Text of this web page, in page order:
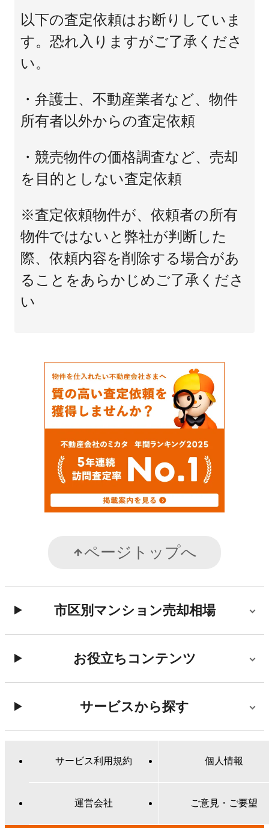
以下の査定依頼はお断りしていま
す。恐れ入りますがご了承くださ
い。
・弁護士、不動産業者など、物件
所有者以外からの査定依頼
・競売物件の価格調査など、売却
を目的としない査定依頼
※査定依頼物件が、依頼者の所有
物件ではないと弊社が判断した
際、依頼内容を削除する場合があ
ることをあらかじめご了承くださ
い
ページトップへ
市区別マンション売却相場
お役立ちコンテンツ
サービスから探す
サービス利用規約 個人情報
運営会社 ご意見・ご要望